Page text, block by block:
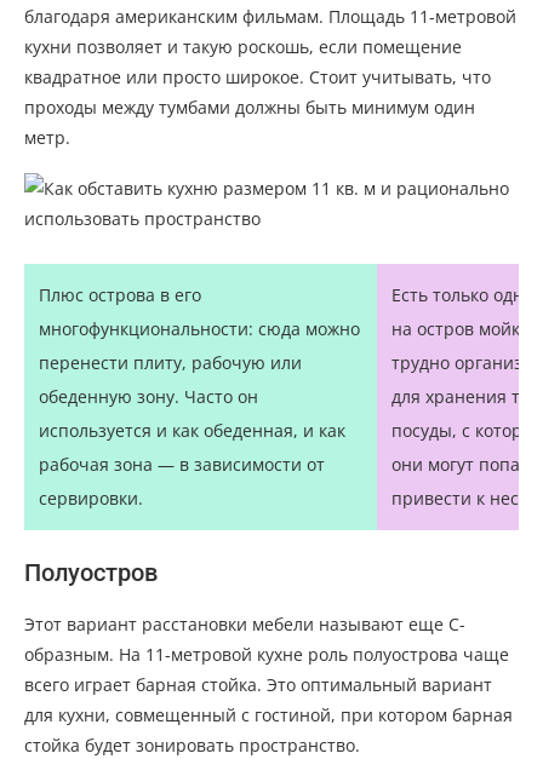
благодаря американским фильмам. Площадь 11-метровой
кухни позволяет и такую роскошь, если помещение
квадратное или просто широкое. Стоит учитывать, что
проходы между тумбами должны быть минимум один
метр.
Плюс острова в его
многофункциональности: сюда можно
перенести плиту, рабочую или
обеденную зону. Часто он
используется и как обеденная, и как
рабочая зона — в зависимости от
сервировки.
Есть только
на остров мойку
трудно
для хранения
посуды, с
они могут
привести к
Полуостров
Этот вариант расстановки мебели называют еще С-
образным. На 11-метровой кухне роль полуострова чаще
всего играет барная стойка. Это оптимальный вариант
для кухни, совмещенный с гостиной, при котором барная
стойка будет зонировать пространство.